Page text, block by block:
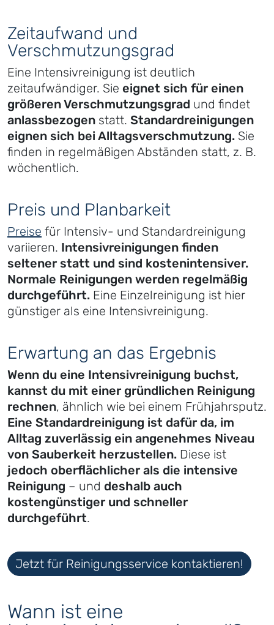
Zeitaufwand und
Verschmutzungsgrad
Eine Intensivreinigung ist deutlich
zeitaufwändiger. Sie eignet sich für einen
größeren Verschmutzungsgrad und findet
anlassbezogen statt. Standardreinigungen
eignen sich bei Alltagsverschmutzung. Sie
finden in regelmäßigen Abständen statt, z. B.
wöchentlich.
Preis und Planbarkeit
Preise für Intensiv- und Standardreinigung
variieren. Intensivreinigungen finden
seltener statt und sind kostenintensiver.
Normale Reinigungen werden regelmäßig
durchgeführt. Eine Einzelreinigung ist hier
günstiger als eine Intensivreinigung.
Erwartung an das Ergebnis
Wenn du eine Intensivreinigung buchst,
kannst du mit einer gründlichen Reinigung
rechnen, ähnlich wie bei einem Frühjahrsputz.
Eine Standardreinigung ist dafür da, im
Alltag zuverlässig ein angenehmes Niveau
von Sauberkeit herzustellen. Diese ist
jedoch oberflächlicher als die intensive
Reinigung – und deshalb auch
kostengünstiger und schneller
durchgeführt.
Jetzt für Reinigungsservice kontaktieren!
Wann ist eine